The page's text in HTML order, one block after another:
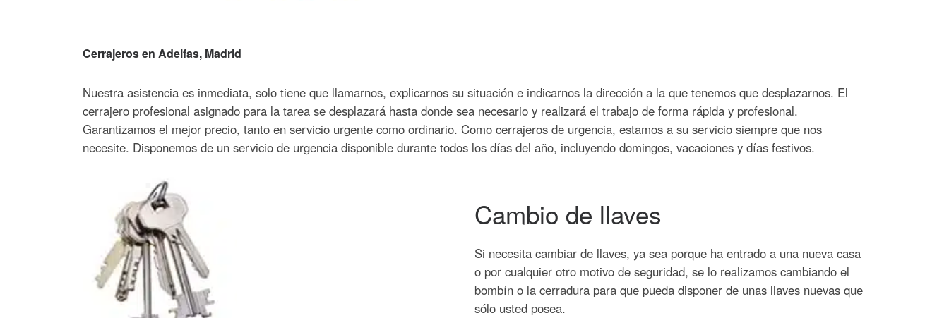
Cerrajeros en Adelfas, Madrid
Nuestra asistencia es inmediata, solo tiene que llamarnos, explicarnos su situación e indicarnos la dirección a la que tenemos que desplazarnos. El
cerrajero profesional asignado para la tarea se desplazará hasta donde sea necesario y realizará el trabajo de forma rápida y profesional.
Garantizamos el mejor precio, tanto en servicio urgente como ordinario. Como cerrajeros de urgencia, estamos a su servicio siempre que nos
necesite. Disponemos de un servicio de urgencia disponible durante todos los días del año, incluyendo domingos, vacaciones y días festivos.
Cambio de llaves
Si necesita cambiar de llaves, ya sea porque ha entrado a una nueva casa
o por cualquier otro motivo de seguridad, se lo realizamos cambiando el
bombín o la cerradura para que pueda disponer de unas llaves nuevas que
sólo usted posea.